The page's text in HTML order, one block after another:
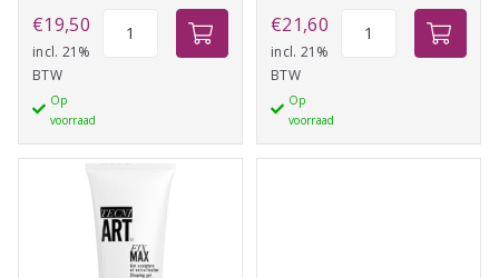
€19,50
incl. 21%
BTW
Op
voorraad
Schwarzkopf
€21,60
incl. 21%
BTW
Op
voorraad
aantal